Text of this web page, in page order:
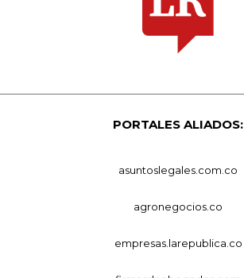
PORTALES ALIADOS:
asuntoslegales.com.co
agronegocios.co
empresas.larepublica.co